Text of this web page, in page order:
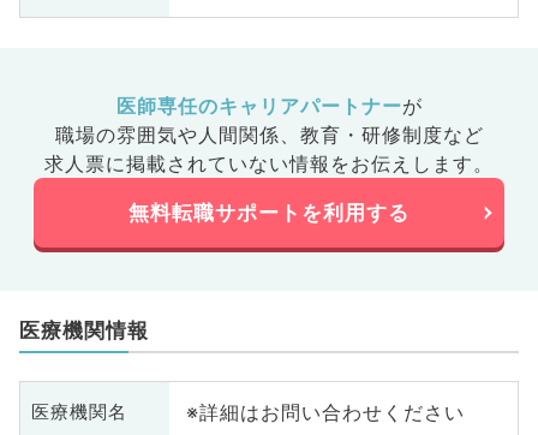
医師専任のキャリアパートナーが
職場の雰囲気や人間関係、 教育・研修制度など
求人票に掲載されていない情報をお伝えします。
無料転職サポートを利用する
医療機関情報
医療機関名 ※詳細はお問い合わせください